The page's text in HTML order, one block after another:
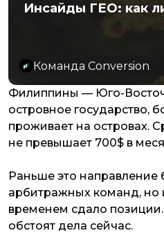
Инсайды ГЕО: как
Команда Conversion
Филиппины — Юго-
островное государство,
проживает на островах.
не превышает 700$ в
Раньше это направление
арбитражных команд, но
временем сдало
обстоят дела сейчас.